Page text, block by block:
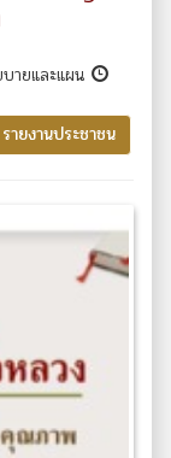
ายและแผน
รายงานประชาชน